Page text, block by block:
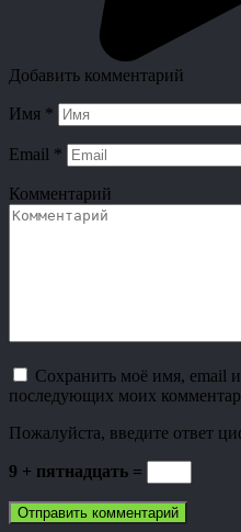
Добавить комментарий
Имя *
Email *
Комментарий
Сохранить моё имя, email и
последующих моих
Пожалуйста, введите ответ
9 + пятнадцать =